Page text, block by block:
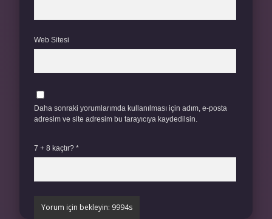
Web Sitesi
Daha sonraki yorumlarımda kullanılması için adım, e-posta
adresim ve site adresim bu tarayıcıya kaydedilsin.
7 + 8 kaçtır? *